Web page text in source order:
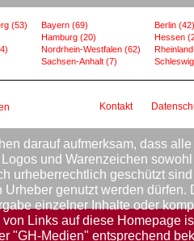
(53) Bayern (69) Berlin (42)
Hamburg (20) Hessen
Nordrhein-Westfalen (62)
Sachsen-Anhalt (7)
Kontakt
darauf aufmerksam, dass
und Warenzeichen
urheberrechtlich geschützt
Urheber genutzt werden
einzelner Inhalte oder
Links auf diese Homepage
"GH-Medien" entsprechend